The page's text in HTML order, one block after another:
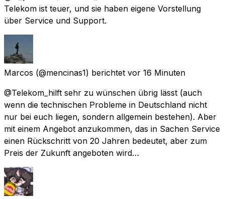
Telekom ist teuer, und sie haben eigene Vorstellung
über Service und Support.
Marcos (@mencinas1) berichtet vor 16 Minuten
@Telekom_hilft sehr zu wünschen übrig lässt (auch
wenn die technischen Probleme in Deutschland nicht
nur bei euch liegen, sondern allgemein bestehen). Aber
mit einem Angebot anzukommen, das in Sachen Service
einen Rückschritt von 20 Jahren bedeutet, aber zum
Preis der Zukunft angeboten wird…